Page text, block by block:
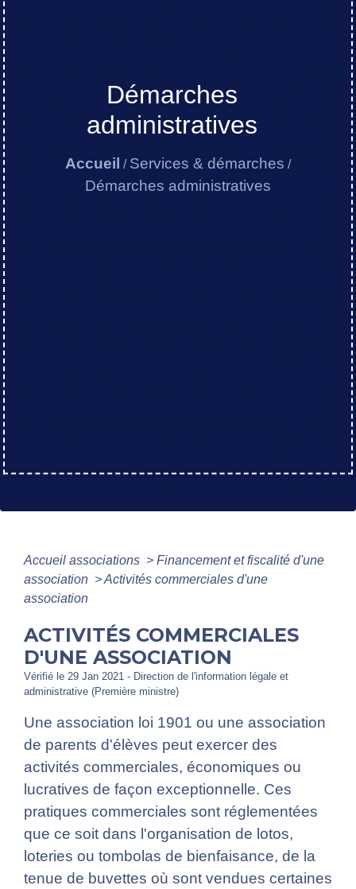
Démarches
administratives
Accueil / Services & démarches /
Démarches administratives
Accueil associations > Financement et fiscalité d'une
association >Activités commerciales d'une
association
ACTIVITÉS COMMERCIALES
D'UNE ASSOCIATION
Vérifié le 29 Jan 2021 - Direction de l'information légale et
administrative (Première ministre)
Une association loi 1901 ou une association
de parents d'élèves peut exercer des
activités commerciales, économiques ou
lucratives de façon exceptionnelle. Ces
pratiques commerciales sont réglementées
que ce soit dans l'organisation de lotos,
loteries ou tombolas de bienfaisance, de la
tenue de buvettes où sont vendues certaines